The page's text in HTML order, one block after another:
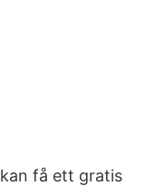
få ett gratis